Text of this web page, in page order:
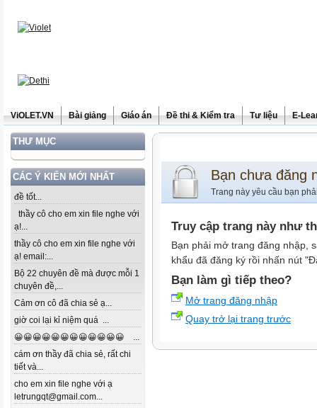
ViOLET.VN Bài giảng Giáo án Đề thi & Kiểm tra Tư liệu E-
THƯ MỤC
CÁC Ý KIẾN MỚI NHẤT
đề tốt...
thầy cô cho em xin file nghe với
ạ!...
thầy cô cho em xin file nghe với
ạ! email:...
Bộ 22 chuyên đề mà được mỗi 1
chuyên đề,...
Cảm ơn cô đã chia sẻ ạ...
giờ coi lại kỉ niệm quá ...
😀😀😀😀😀😀😀😀😀😀😀😀 ...
cám ơn thầy đã chia sẻ, rất chi
tiết và...
cho em xin file nghe với ạ
letrungqt@gmail.com...
Bạn chưa đăng
Trang này yêu cầu bạn
Truy cập trang này như
Bạn phải mở trang đăng nhập,
khẩu đã đăng ký rồi nhấn nút
Bạn làm gì tiếp theo?
Mở trang đăng nhập
Quay trở lại trang trước